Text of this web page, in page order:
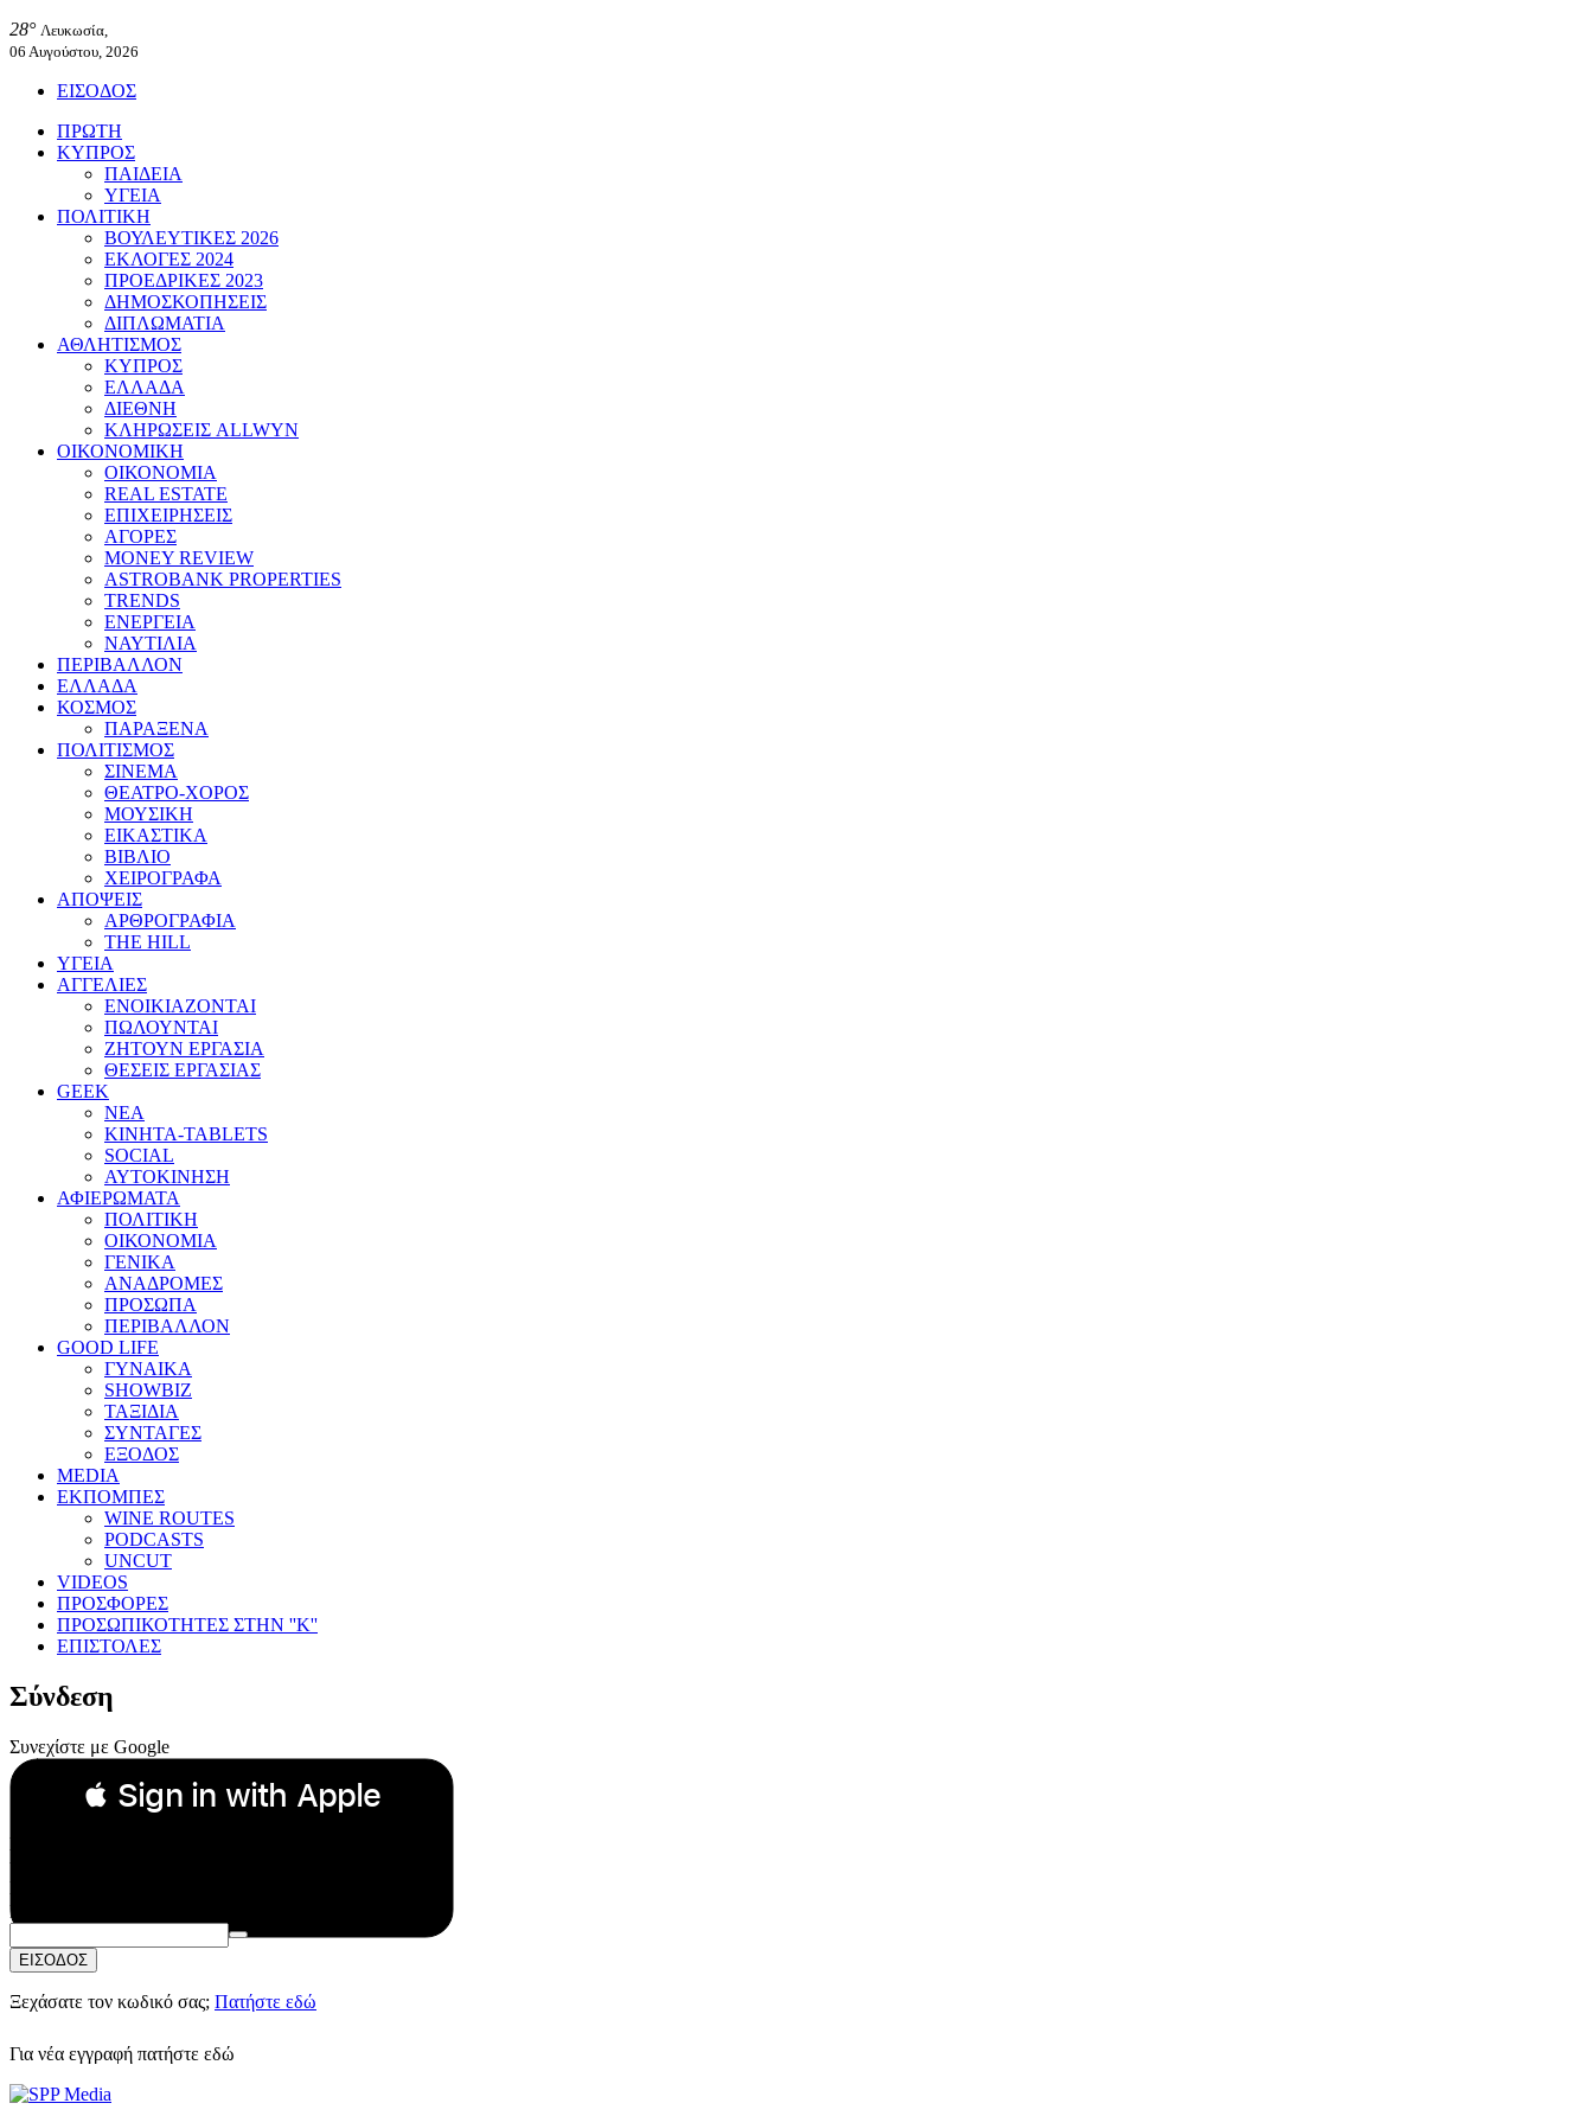
28° Λευκωσία,
06 Αυγούστου, 2026
ΕΙΣΟΔΟΣ
ΠΡΩΤΗ
ΚΥΠΡΟΣ
ΠΑΙΔΕΙΑ
ΥΓΕΙΑ
ΠΟΛΙΤΙΚΗ
ΒΟΥΛΕΥΤΙΚΕΣ 2026
ΕΚΛΟΓΕΣ 2024
ΠΡΟΕΔΡΙΚΕΣ 2023
ΔΗΜΟΣΚΟΠΗΣΕΙΣ
ΔΙΠΛΩΜΑΤΙΑ
ΑΘΛΗΤΙΣΜΟΣ
ΚΥΠΡΟΣ
ΕΛΛΑΔΑ
ΔΙΕΘΝΗ
ΚΛΗΡΩΣΕΙΣ ALLWYN
ΟΙΚΟΝΟΜΙΚΗ
ΟΙΚΟΝΟΜΙΑ
REAL ESTATE
ΕΠΙΧΕΙΡΗΣΕΙΣ
ΑΓΟΡΕΣ
MONEY REVIEW
ASTROBANK PROPERTIES
TRENDS
ΕΝΕΡΓΕΙΑ
ΝΑΥΤΙΛΙΑ
ΠΕΡΙΒΑΛΛΟΝ
ΕΛΛΑΔΑ
ΚΟΣΜΟΣ
ΠΑΡΑΞΕΝΑ
ΠΟΛΙΤΙΣΜΟΣ
ΣΙΝΕΜΑ
ΘΕΑΤΡΟ-ΧΟΡΟΣ
ΜΟΥΣΙΚΗ
ΕΙΚΑΣΤΙΚΑ
ΒΙΒΛΙΟ
ΧΕΙΡΟΓΡΑΦΑ
ΑΠΟΨΕΙΣ
ΑΡΘΡΟΓΡΑΦΙΑ
THE HILL
ΥΓΕΙΑ
ΑΓΓΕΛΙΕΣ
ΕΝΟΙΚΙΑΖΟΝΤΑΙ
ΠΩΛΟΥΝΤΑΙ
ΖΗΤΟΥΝ ΕΡΓΑΣΙΑ
ΘΕΣΕΙΣ ΕΡΓΑΣΙΑΣ
GEEK
ΝΕΑ
ΚΙΝΗΤΑ-TABLETS
SOCIAL
ΑΥΤΟΚΙΝΗΣΗ
ΑΦΙΕΡΩΜΑΤΑ
ΠΟΛΙΤΙΚΗ
ΟΙΚΟΝΟΜΙΑ
ΓΕΝΙΚΑ
ΑΝΑΔΡΟΜΕΣ
ΠΡΟΣΩΠΑ
ΠΕΡΙΒΑΛΛΟΝ
GOOD LIFE
ΓΥΝΑΙΚΑ
SHOWBIZ
ΤΑΞΙΔΙΑ
ΣΥΝΤΑΓΕΣ
ΕΞΟΔΟΣ
MEDIA
ΕΚΠΟΜΠΕΣ
WINE ROUTES
PODCASTS
UNCUT
VIDEOS
ΠΡΟΣΦΟΡΕΣ
ΠΡΟΣΩΠΙΚΟΤΗΤΕΣ ΣΤΗΝ ''Κ''
ΕΠΙΣΤΟΛΕΣ
Σύνδεση
Συνεχίστε με Google
 Sign in with Apple
Συνεχίστε με Apple
ή
Email:
Κωδικός Πρόσβασης:
ΕΙΣΟΔΟΣ
Ξεχάσατε τον κωδικό σας; Πατήστε εδώ
Για νέα εγγραφή πατήστε εδώ